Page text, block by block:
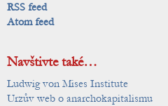
RSS feed
Atom feed
Navštivte také…
Ludwig von Mises Institute
Urzův web o anarchokapitalismu